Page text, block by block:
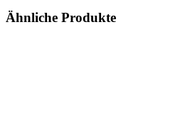
Ähnliche Produkte